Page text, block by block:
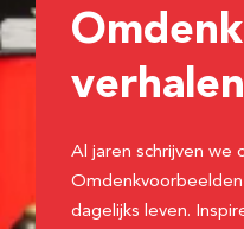
verhalen
Al jaren schrijven we
dagelijks leven.